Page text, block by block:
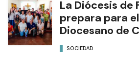
La Diócesis de
prepara para
Diocesano de
SOCIEDAD